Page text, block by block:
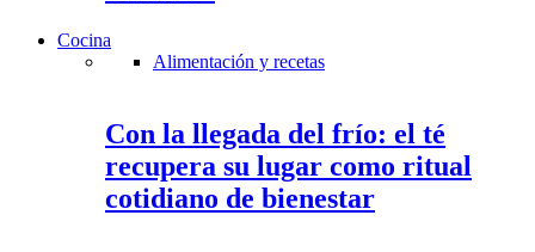
Cocina
Alimentación y recetas
Con la llegada del frío: el té
recupera su lugar como ritual
cotidiano de bienestar